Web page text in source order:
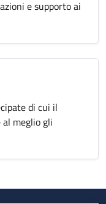
e supporto ai
di cui il
meglio gli